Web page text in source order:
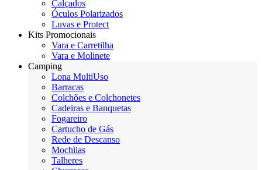
Calçados
Óculos Polarizados
Luvas e Protect
Kits Promocionais
Vara e Carretilha
Vara e Molinete
Camping
Lona MultiUso
Barracas
Colchões e Colchonetes
Cadeiras e Banquetas
Fogareiro
Cartucho de Gás
Rede de Descanso
Mochilas
Talheres